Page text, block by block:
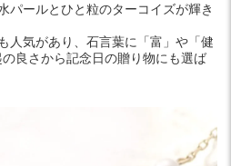
パールとひと粒のターコイズが輝き
人気があり、石言葉に「富」や「健
良さから記念日の贈り物にも選ば